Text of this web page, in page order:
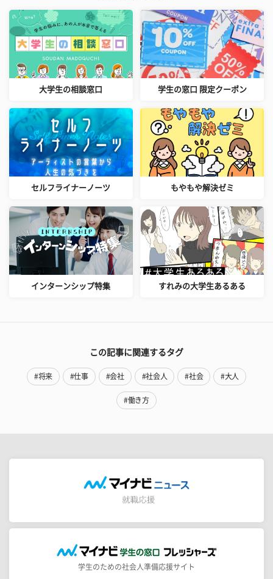
大学生の相談窓口 学生の窓口 限定クーポン
セルフライナーノーツ もやもや解決ゼミ
インターンシップ特集 すれみの大学生あるある
この記事に関連するタグ
#将来 #仕事 #会社 #社会人 #社会 #大人
#働き方
学生のための社会人準備応援サイト